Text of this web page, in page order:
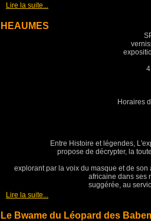
Lire la suite...
HEAUMES
Horaires
Entre Histoire et légendes,
propose de décrypter, la
explorant par la voix du masque et de
africaine dans ses
Lire la suite...
Le Bwame du Léopard des